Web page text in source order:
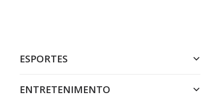
ESPORTES
ENTRETENIMENTO